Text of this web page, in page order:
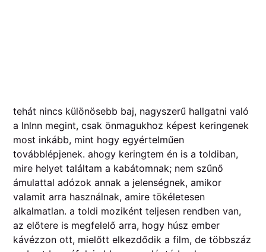
tehát nincs különösebb baj, nagyszerű hallgatni való
a lnlnn megint, csak önmagukhoz képest keringenek
most inkább, mint hogy egyértelműen
továbblépjenek. ahogy keringtem én is a toldiban,
mire helyet találtam a kabátomnak; nem szűnő
ámulattal adózok annak a jelenségnek, amikor
valamit arra használnak, amire tökéletesen
alkalmatlan. a toldi moziként teljesen rendben van,
az előtere is megfelelő arra, hogy húsz ember
kávézzon ott, mielőtt elkezdődik a film, de többszáz